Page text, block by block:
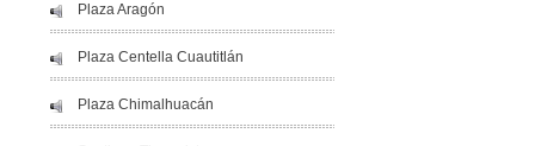
Plaza Aragón
Plaza Centella Cuautitlán
Plaza Chimalhuacán